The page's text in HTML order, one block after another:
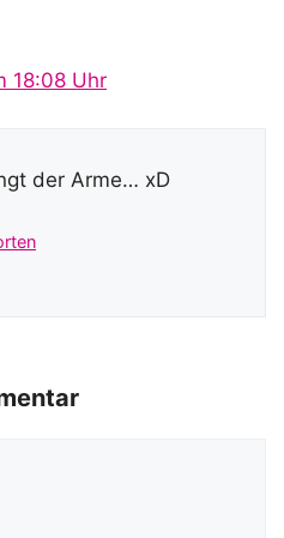
18:08 Uhr
der Arme… xD